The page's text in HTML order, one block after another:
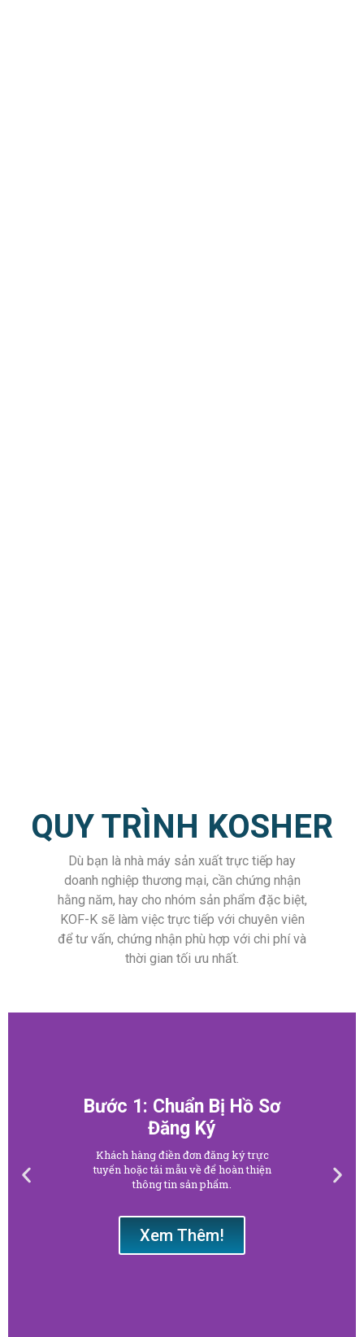
QUY TRÌNH KOSHER
Dù bạn là nhà máy sản xuất trực tiếp hay
doanh nghiệp thương mại, cần chứng nhận
hằng năm, hay cho nhóm sản phẩm đặc biệt,
KOF-K sẽ làm việc trực tiếp với chuyên viên
để tư vấn, chứng nhận phù hợp với chi phí và
thời gian tối ưu nhất.
Bước 1: Chuẩn Bị Hồ Sơ
Đăng Ký
Khách hàng điền đơn đăng ký trực
tuyến hoặc tải mẫu về để hoàn thiện
thông tin sản phẩm.
Xem Thêm!